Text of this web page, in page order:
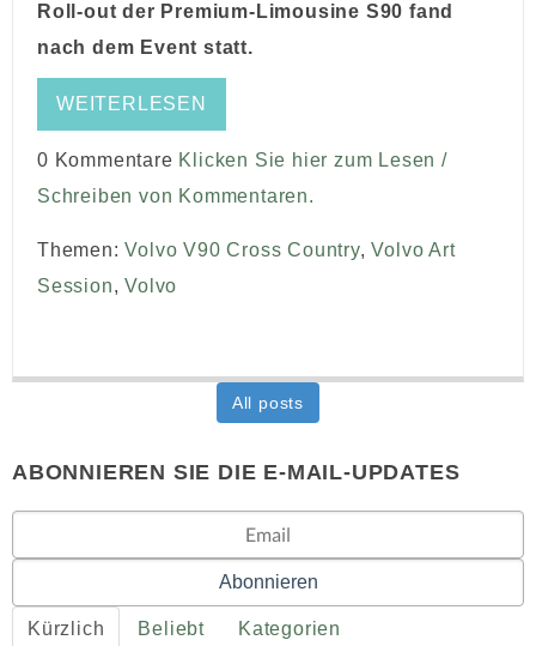
Roll-out der Premium-Limousine S90 fand
nach dem Event statt.
WEITERLESEN
0 Kommentare Klicken Sie hier zum Lesen /
Schreiben von Kommentaren.
Themen:Volvo V90 Cross Country,Volvo Art
Session,Volvo
All posts
ABONNIEREN SIE DIE E-MAIL-UPDATES
Kürzlich Beliebt Kategorien